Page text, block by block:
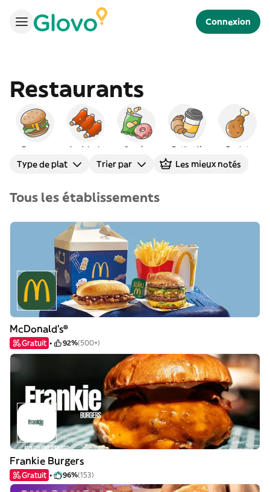
Connexion
Restaurants
Burgers Américain Snacks Petit déj Poulet
Type de plat Trier par Les mieux notés
Tous les établissements
McDonald's®
Gratuit 92%(500+)
Frankie Burgers
Gratuit 96%(153)